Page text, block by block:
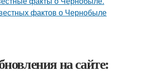
на сайте: